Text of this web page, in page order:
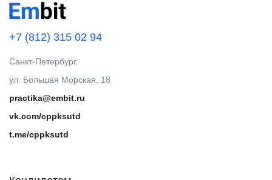
+7 (812) 315 02 94
Санкт-Петербург,
ул. Большая Морская, 18
practika@embit.ru
vk.com/cppksutd
t.me/cppksutd